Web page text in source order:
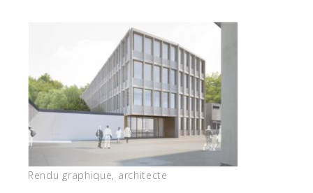
Rendu graphique, architecte